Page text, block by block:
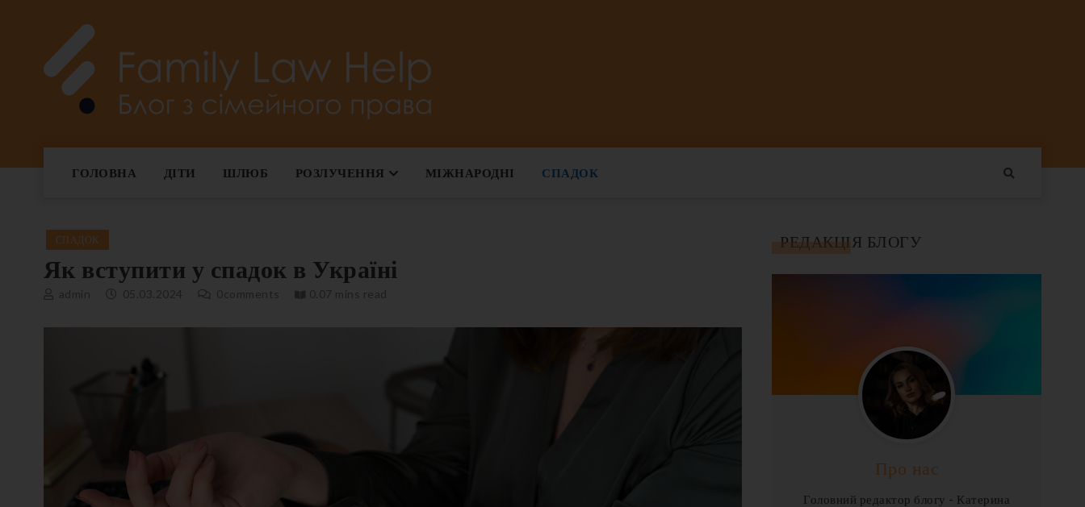
Family Law Help
ГОЛОВНА ДІТИ ШЛЮБ РОЗЛУЧЕННЯ МІЖНАРОДНІ СПАДОК
СПАДОК
Як вступити у спадок в Україні
admin 05.03.2024 0comments 0.07 mins read
РЕДАКЦІЯ БЛОГУ
Про нас
Головний редактор блогу - Катерина